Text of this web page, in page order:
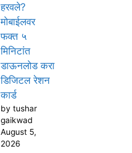
हरवले?
मोबाईलवर
फक्त ५
मिनिटांत
डाऊनलोड करा
डिजिटल रेशन
कार्ड
by tushar
gaikwad
August 5,
2026